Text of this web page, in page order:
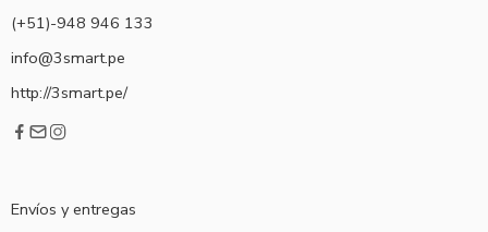
(+51)-948 946 133
info@3smart.pe
http://3smart.pe/
Envíos y entregas